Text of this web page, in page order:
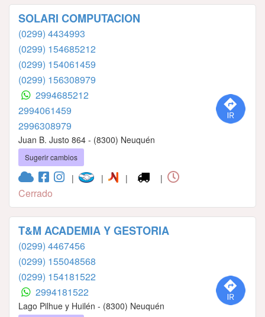
SOLARI COMPUTACION
(0299) 4434993
(0299) 154685212
(0299) 154061459
(0299) 156308979
2994685212
2994061459
2996308979
Juan B. Justo 864 - (8300) Neuquén
Sugerir cambios
| | | |
Cerrado
T&M ACADEMIA Y GESTORIA
(0299) 4467456
(0299) 155048568
(0299) 154181522
2994181522
Lago Pilhue y Huilén - (8300) Neuquén